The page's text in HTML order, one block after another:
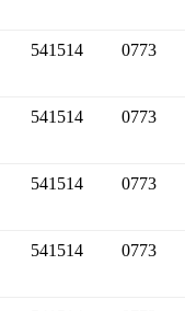
541514 0773
541514 0773
541514 0773
541514 0773